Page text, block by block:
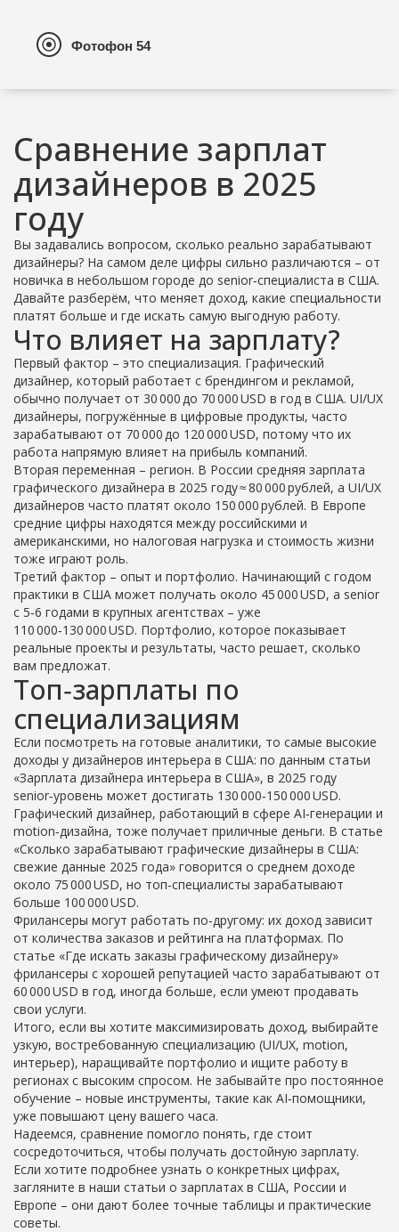
Сравнение зарплат
дизайнеров в 2025
году
Вы задавались вопросом, сколько реально зарабатывают
дизайнеры? На самом деле цифры сильно различаются – от
новичка в небольшом городе до senior‑специалиста в США.
Давайте разберём, что меняет доход, какие специальности
платят больше и где искать самую выгодную работу.
Что влияет на зарплату?
Первый фактор – это специализация. Графический
дизайнер, который работает с брендингом и рекламой,
обычно получает от 30 000 до 70 000 USD в год в США. UI/UX
дизайнеры, погружённые в цифровые продукты, часто
зарабатывают от 70 000 до 120 000 USD, потому что их
работа напрямую влияет на прибыль компаний.
Вторая переменная – регион. В России средняя зарплата
графического дизайнера в 2025 году ≈ 80 000 рублей, а UI/UX
дизайнеров часто платят около 150 000 рублей. В Европе
средние цифры находятся между российскими и
американскими, но налоговая нагрузка и стоимость жизни
тоже играют роль.
Третий фактор – опыт и портфолио. Начинающий с годом
практики в США может получать около 45 000 USD, а senior
с 5‑6 годами в крупных агентствах – уже
110 000‑130 000 USD. Портфолио, которое показывает
реальные проекты и результаты, часто решает, сколько
вам предложат.
Топ‑зарплаты по
специализациям
Если посмотреть на готовые аналитики, то самые высокие
доходы у дизайнеров интерьера в США: по данным статьи
«Зарплата дизайнера интерьера в США», в 2025 году
senior‑уровень может достигать 130 000‑150 000 USD.
Графический дизайнер, работающий в сфере AI‑генерации и
motion‑дизайна, тоже получает приличные деньги. В статье
«Сколько зарабатывают графические дизайнеры в США:
свежие данные 2025 года» говорится о среднем доходе
около 75 000 USD, но топ‑специалисты зарабатывают
больше 100 000 USD.
Фрилансеры могут работать по‑другому: их доход зависит
от количества заказов и рейтинга на платформах. По
статье «Где искать заказы графическому дизайнеру»
фрилансеры с хорошей репутацией часто зарабатывают от
60 000 USD в год, иногда больше, если умеют продавать
свои услуги.
Итого, если вы хотите максимизировать доход, выбирайте
узкую, востребованную специализацию (UI/UX, motion,
интерьер), наращивайте портфолио и ищите работу в
регионах с высоким спросом. Не забывайте про постоянное
обучение – новые инструменты, такие как AI‑помощники,
уже повышают цену вашего часа.
Надеемся, сравнение помогло понять, где стоит
сосредоточиться, чтобы получать достойную зарплату.
Если хотите подробнее узнать о конкретных цифрах,
загляните в наши статьи о зарплатах в США, России и
Европе – они дают более точные таблицы и практические
советы.